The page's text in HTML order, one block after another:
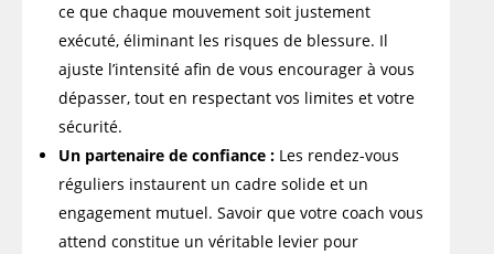
ce que chaque mouvement soit justement
exécuté, éliminant les risques de blessure. Il
ajuste l’intensité afin de vous encourager à vous
dépasser, tout en respectant vos limites et votre
sécurité.
Un partenaire de confiance : Les rendez-vous
réguliers instaurent un cadre solide et un
engagement mutuel. Savoir que votre coach vous
attend constitue un véritable levier pour